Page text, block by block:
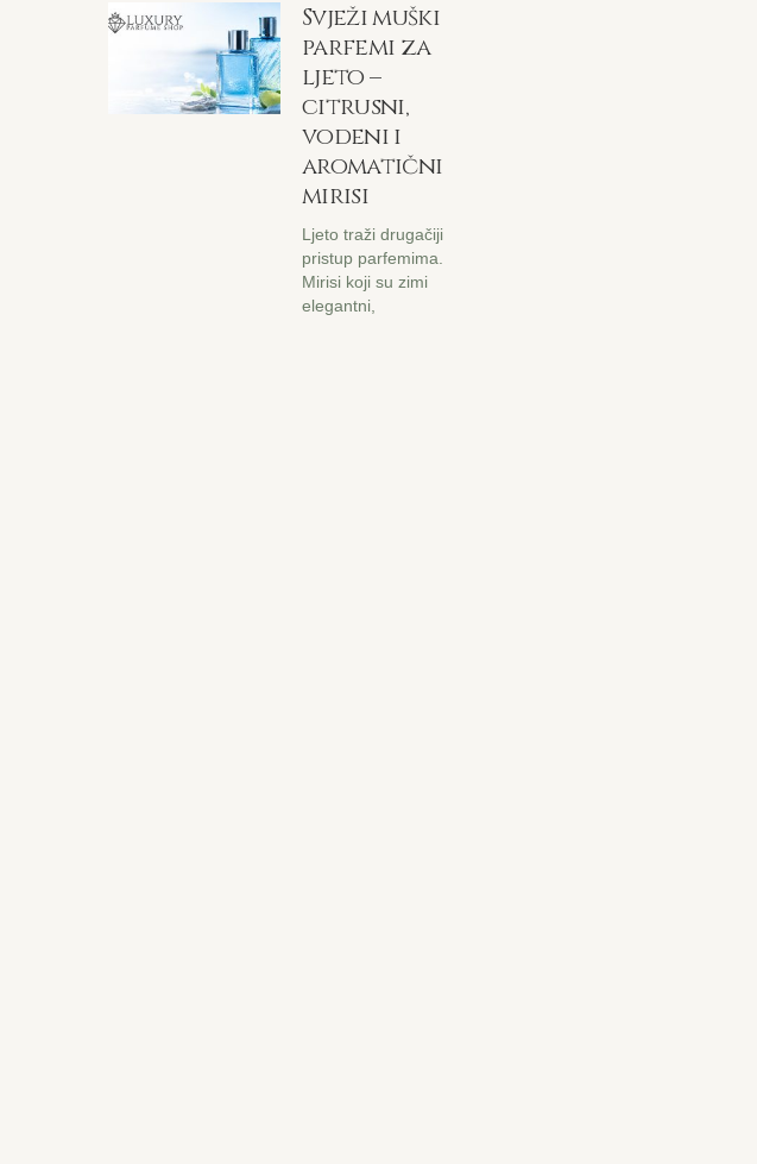
Svježi muški
parfemi za
ljeto –
citrusni,
vodeni i
aromatični
mirisi
Ljeto traži drugačiji
pristup parfemima.
Mirisi koji su zimi
elegantni,